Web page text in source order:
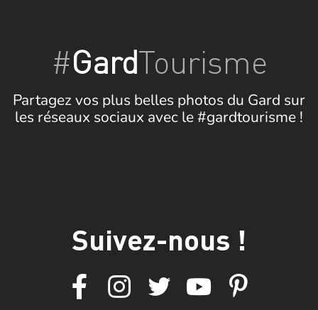
#GardTourisme
Partagez vos plus belles photos du Gard sur
les réseaux sociaux avec le #gardtourisme !
Suivez-nous !